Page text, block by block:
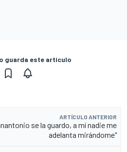
guarda este artículo
ARTÍCULO ANTERIOR
se la guardo, a mí nadie me
adelanta mirándome"